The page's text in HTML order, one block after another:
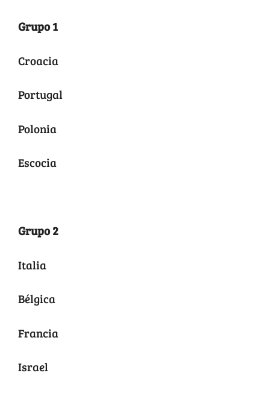
Grupo 1
Croacia
Portugal
Polonia
Escocia
Grupo 2
Italia
Bélgica
Francia
Israel